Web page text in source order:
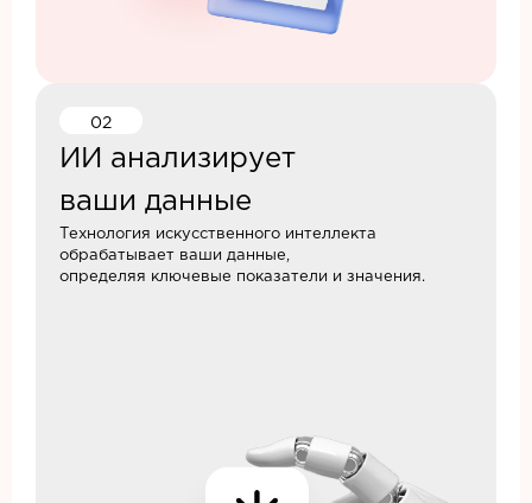
02
ИИ анализирует
ваши данные
Технология искусственного интеллекта
обрабатывает ваши данные,
определяя ключевые показатели и значения.